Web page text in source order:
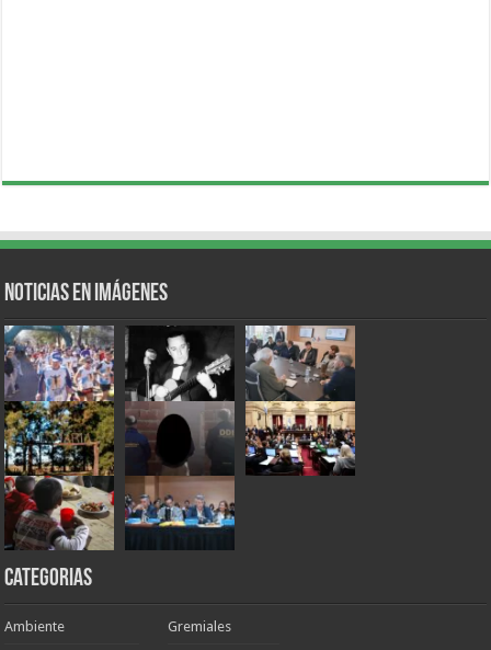
Noticias en Imágenes
Categorias
Ambiente Gremiales